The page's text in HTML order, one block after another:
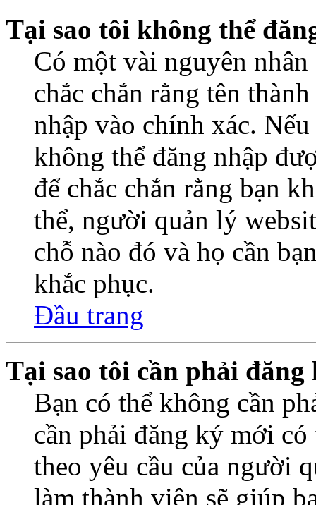
Tại sao tôi không thể
Có một vài nguyên
chắc chắn rằng tên
nhập vào chính xác.
không thể đăng nhập
để chắc chắn rằng bạn
thể, người quản lý
chỗ nào đó và họ cần
khắc phục.
Đầu trang
Tại sao tôi cần phải
Bạn có thể không cần
cần phải đăng ký mới
theo yêu cầu của người
làm thành viên sẽ giúp